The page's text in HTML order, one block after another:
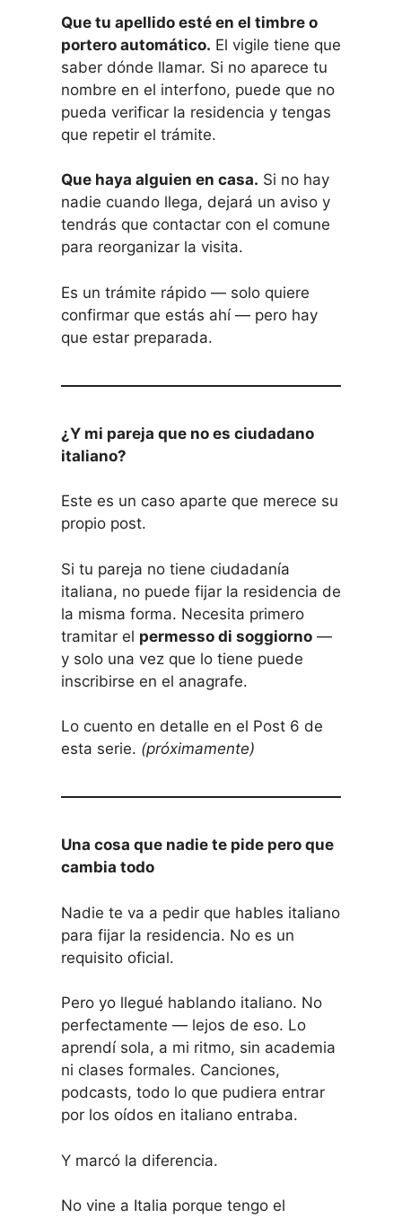
Que tu apellido esté en el timbre o
portero automático. El vigile tiene que
saber dónde llamar. Si no aparece tu
nombre en el interfono, puede que no
pueda verificar la residencia y tengas
que repetir el trámite.
Que haya alguien en casa. Si no hay
nadie cuando llega, dejará un aviso y
tendrás que contactar con el comune
para reorganizar la visita.
Es un trámite rápido — solo quiere
confirmar que estás ahí — pero hay
que estar preparada.
¿Y mi pareja que no es ciudadano
italiano?
Este es un caso aparte que merece su
propio post.
Si tu pareja no tiene ciudadanía
italiana, no puede fijar la residencia de
la misma forma. Necesita primero
tramitar el permesso di soggiorno —
y solo una vez que lo tiene puede
inscribirse en el anagrafe.
Lo cuento en detalle en el Post 6 de
esta serie. (próximamente)
Una cosa que nadie te pide pero que
cambia todo
Nadie te va a pedir que hables italiano
para fijar la residencia. No es un
requisito oficial.
Pero yo llegué hablando italiano. No
perfectamente — lejos de eso. Lo
aprendí sola, a mi ritmo, sin academia
ni clases formales. Canciones,
podcasts, todo lo que pudiera entrar
por los oídos en italiano entraba.
Y marcó la diferencia.
No vine a Italia porque tengo el